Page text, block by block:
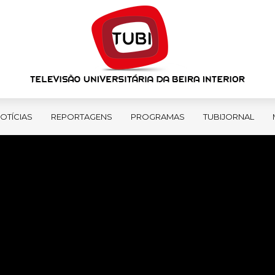
REPORTAGENS PROGRAMAS TUBIJORNAL